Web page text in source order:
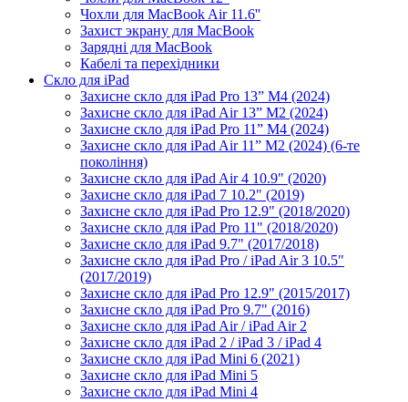
Чохли для MacBook Air 11.6''
Захист экрану для MacBook
Зарядні для MacBook
Кабелі та перехідники
Скло для iPad
Захисне скло для iPad Pro 13” M4 (2024)
Захисне скло для iPad Air 13” M2 (2024)
Захисне скло для iPad Pro 11” M4 (2024)
Захисне скло для iPad Air 11” M2 (2024) (6-те
покоління)
Захисне скло для iPad Air 4 10.9" (2020)
Захисне скло для iPad 7 10.2" (2019)
Захисне скло для iPad Pro 12.9" (2018/2020)
Захисне скло для iPad Pro 11" (2018/2020)
Захисне скло для iPad 9.7" (2017/2018)
Захисне скло для iPad Pro / iPad Air 3 10.5"
(2017/2019)
Захисне скло для iPad Pro 12.9" (2015/2017)
Захисне скло для iPad Pro 9.7" (2016)
Захисне скло для iPad Air / iPad Air 2
Захисне скло для iPad 2 / iPad 3 / iPad 4
Захисне скло для iPad Mini 6 (2021)
Захисне скло для iPad Mini 5
Захисне скло для iPad Mini 4